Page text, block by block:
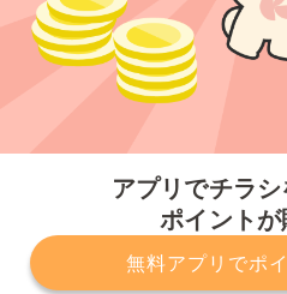
アプリでチラ
ポイントが
無料アプリでポ